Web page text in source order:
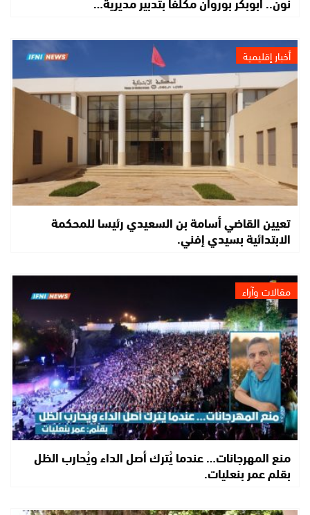
أخبار إقليمية
تعيين القاضي أسامة بن السعيدي رئيسا للمحكمة
الابتدائية بسيدي إفني.
مقالات وآراء
منع المهرجانات… عندما يُترك أصل الداء ويُحارب الظل
بقلم عمر بنعليات.